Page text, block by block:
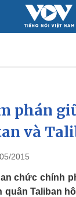
Xã
Tin
Dự
phán
và
2015
chức chính
quân Taliban